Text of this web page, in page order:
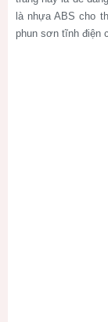
là nhựa ABS cho
phun sơn tĩnh điện